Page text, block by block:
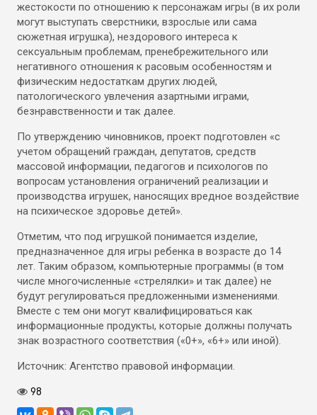
жестокости по отношению к персонажам игры (в их роли
могут выступать сверстники, взрослые или сама
сюжетная игрушка), нездорового интереса к
сексуальным проблемам, пренебрежительного или
негативного отношения к расовым особенностям и
физическим недостаткам других людей,
патологического увлечения азартными играми,
безнравственности и так далее.
По утверждению чиновников, проект подготовлен «с
учетом обращений граждан, депутатов, средств
массовой информации, педагогов и психологов по
вопросам установления ограничений реализации и
производства игрушек, наносящих вредное воздействие
на психическое здоровье детей».
Отметим, что под игрушкой понимается изделие,
предназначенное для игры ребенка в возрасте до 14
лет. Таким образом, компьютерные программы (в том
числе многочисленные «стрелялки» и так далее) не
будут регулироваться предложенными изменениями.
Вместе с тем они могут квалифицироваться как
информационные продукты, которые должны получать
знак возрастного соответствия («0+», «6+» или иной).
Источник: Агентство правовой информации.
98